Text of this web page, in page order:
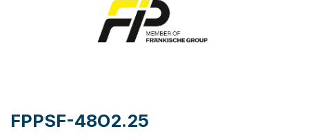
FPPSF-48O2.25